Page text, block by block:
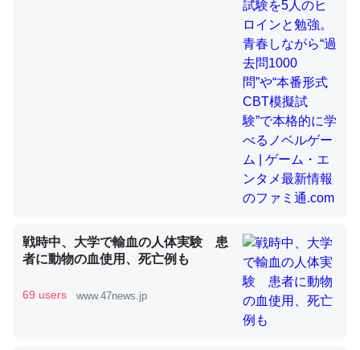
論文では「淡水はカルシウムも酸素も不足してて両方に不
利だから両方が拮抗してるのでは」とあって面白い。海に
いる鋏角類（カブトガニ・ウミグモ）はカルシウムを使わ
ずキチンを強化してる筈だが、酵素が違うのか？
─ニュース :: 【研究発表】昆虫学の大問題＝「昆虫はなぜ海にいな
これを元に考えるとカルシウムを大量に使う脊椎動物と貝
類は苦労してるんだな…。腹足類だと殻を無くしてナメク
戦時中、大学で輸血の人体実験 患
者に動物の血使用、死亡例も
69 users www.47news.jp